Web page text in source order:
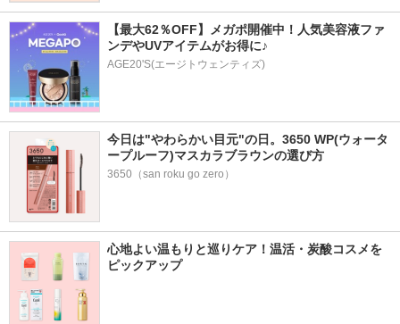
【最大62％OFF】メガポ開催中！人気美容液ファ
ンデやUVアイテムがお得に♪
AGE20'S(エージトウェンティズ)
今日は"やわらかい目元"の日。3650 WP(ウォータ
ープルーフ)マスカラブラウンの選び方
3650（san roku go zero）
心地よい温もりと巡りケア！温活・炭酸コスメを
ピックアップ